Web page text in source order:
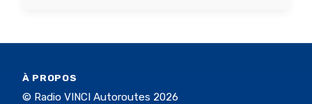
À PROPOS
© Radio VINCI Autoroutes 2026